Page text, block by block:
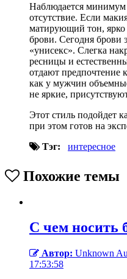
Наблюдается
отсутствие. Если
матирующий тон,
брови. Сегодня брови
«унисекс». Слегка
ресницы и
отдают предпочтение
как у мужчин
не яркие,
Этот стиль подойдет
при этом готов на
Тэг:
интересное
Похожие темы
С чем носить
Автор: Unknown
17:53:58